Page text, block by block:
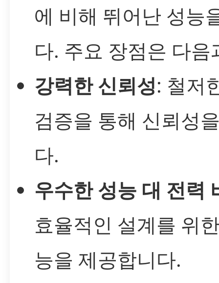
에 비해 뛰어난 성능
다. 주요 장점은 다
강력한 신뢰성: 철저
검증을 통해 신뢰성
다.
우수한 성능 대 전력
효율적인 설계를 위
능을 제공합니다.